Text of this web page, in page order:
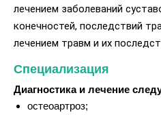
лечением заболеваний
конечностей, последствий
лечением травм и их
Специализация
Диагностика и лечение
остеоартроз;